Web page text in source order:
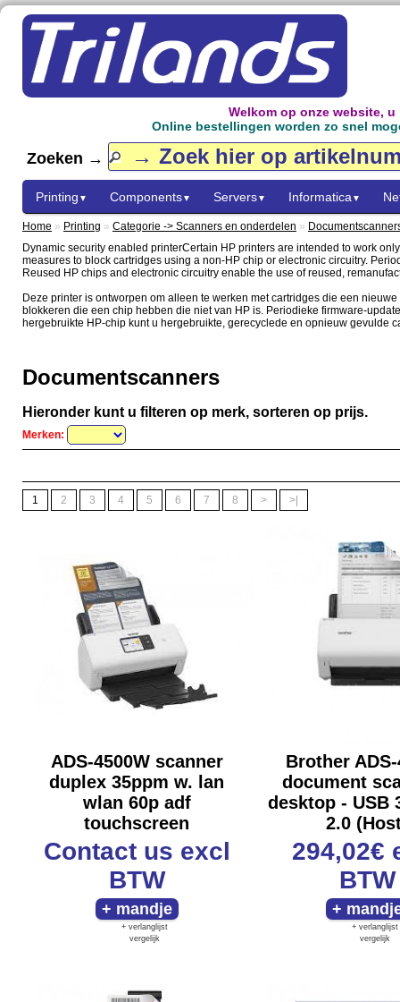
Welkom op onze website,
Online bestellingen worden zo snel
Zoeken →
Printing ▼ Components▼ Servers▼ Informatica ▼
Home » Printing » Categorie -> Scanners en onderdelen »
Dynamic security enabled printerCertain HP printers are intended to work
measures to block cartridges using a non-HP chip or electronic circuitry.
Reused HP chips and electronic circuitry enable the use of reused,
Deze printer is ontworpen om alleen te werken met cartridges die een
blokkeren die een chip hebben die niet van HP is. Periodieke firmware-
hergebruikte HP-chip kunt u hergebruikte, gerecyclede en opnieuw gevulde
Documentscanners
Hieronder kunt u filteren op merk, sorteren op prijs.
Merken:
1 2 3 4 5 6 7 8 > >|
ADS-4500W scanner
duplex 35ppm w. lan
wlan 60p adf
touchscreen
Contact us excl
BTW
+ verlanglijst
vergelijk
Brother
document
desktop - USB
2.0
294,02€
BTW
+ verlanglijst
vergelijk